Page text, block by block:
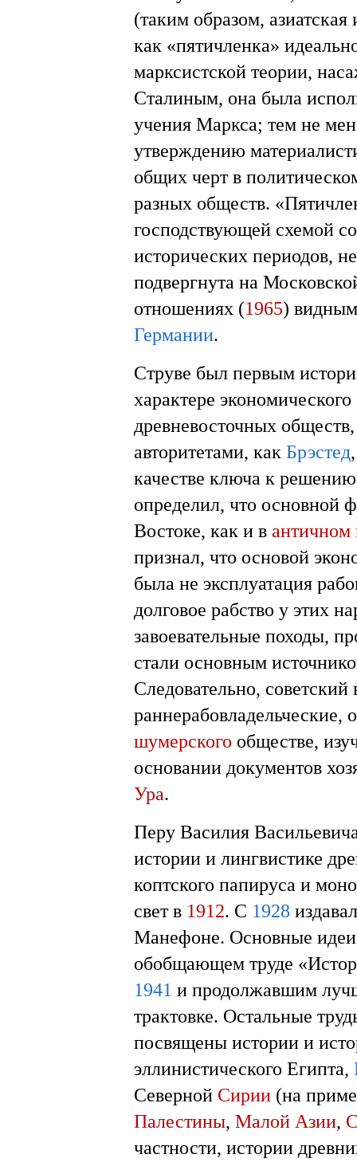
(таким образом,
как «пятичленка»
марксистской теории,
Сталиным, она была
учения Маркса; тем не
утверждению
общих черт в
разных обществ.
господствующей схемой
исторических периодов,
подвергнута на
отношениях (1965)
Германии.
Струве был первым
характере
древневосточных
авторитетами, как Брэстед
качестве ключа к
определил, что основной
Востоке, как и в античном
признал, что основой
была не эксплуатация
долговое рабство у этих
завоевательные походы,
стали основным
Следовательно,
раннерабовладельческие,
шумерского обществе,
основании документов
Ура.
Перу Василия
истории и лингвистике
коптского папируса и
свет в 1912. С 1928
Манефоне. Основные идеи
обобщающем труде
1941 и продолжавшим
трактовке. Остальные
посвящены истории и
эллинистического Египта,
Северной Сирии (на
Палестины, Малой Азии,
частности, истории